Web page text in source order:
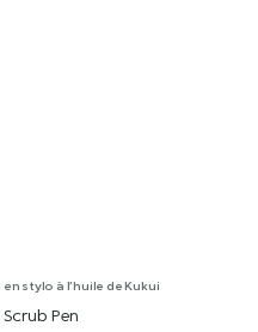
stylo à l’huile de Kukui
Pen